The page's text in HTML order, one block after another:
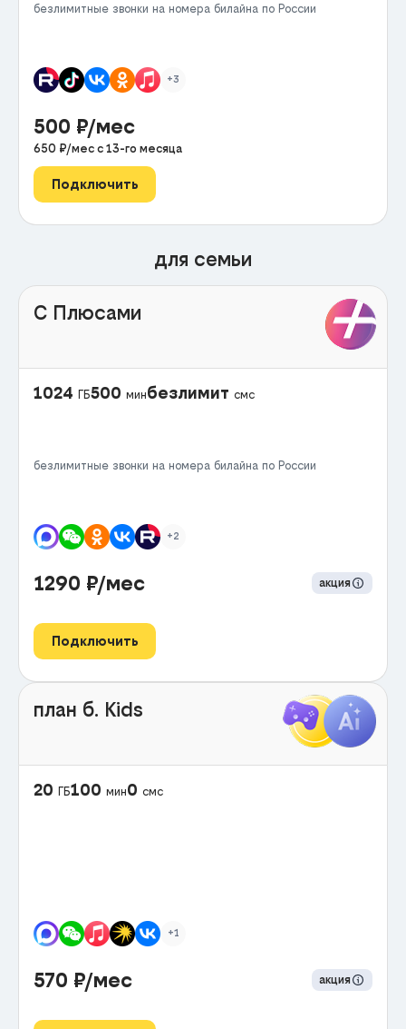
безлимитные звонки на номера билайна по России
+3
500 ₽/мес
650 ₽/мес с 13-го месяца
Подключить
для семьи
С Плюсами
1024 ГБ500 минбезлимит смс
безлимитные звонки на номера билайна по России
+2
1290 ₽/мес акция
Подключить
план б. Kids
20 ГБ100 мин0 смс
+1
570 ₽/мес акция